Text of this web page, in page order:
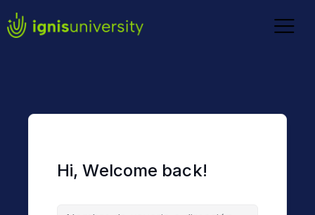
Hi, Welcome back!